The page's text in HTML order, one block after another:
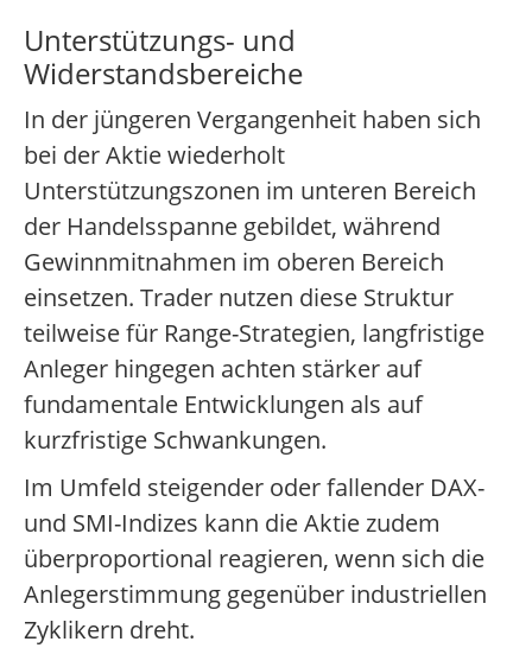
Unterstützungs- und
Widerstandsbereiche
In der jüngeren Vergangenheit haben sich
bei der Aktie wiederholt
Unterstützungszonen im unteren Bereich
der Handelsspanne gebildet, während
Gewinnmitnahmen im oberen Bereich
einsetzen. Trader nutzen diese Struktur
teilweise für Range-Strategien, langfristige
Anleger hingegen achten stärker auf
fundamentale Entwicklungen als auf
kurzfristige Schwankungen.
Im Umfeld steigender oder fallender DAX-
und SMI-Indizes kann die Aktie zudem
überproportional reagieren, wenn sich die
Anlegerstimmung gegenüber industriellen
Zyklikern dreht.